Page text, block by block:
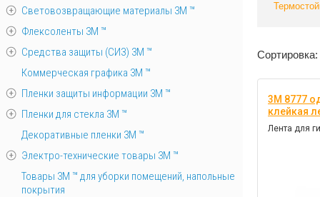
Сортировка:
3M 8777
клейкая
Лента для
Световозвращающие материалы 3М ™
Флексоленты 3М ™
Средства защиты (СИЗ) 3M ™
Коммерческая графика 3М ™
Пленки защиты информации 3М ™
Пленки для стекла 3М ™
Декоративные пленки 3М ™
Электро-технические товары 3М ™
Товары 3М ™ для уборки помещений, напольные
покрытия